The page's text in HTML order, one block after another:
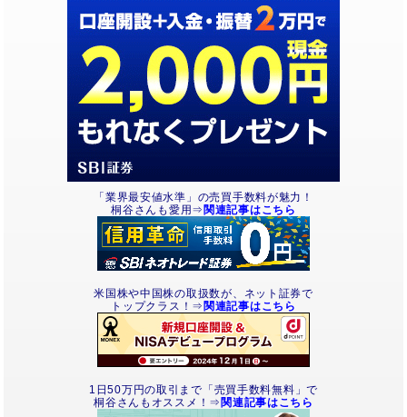
「業界最安値水準」の売買手数料が魅力！
桐谷さんも愛用⇒ 関連記事はこちら
米国株や中国株の取扱数が、ネット証券で
トップクラス！⇒ 関連記事はこちら
1日50万円の取引まで「売買手数料無料」で
桐谷さんもオススメ！⇒ 関連記事はこちら